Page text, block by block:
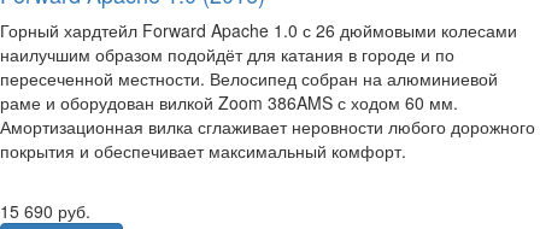
Горный хардтейл Forward Apache 1.0 с 26 дюймовыми колесами
наилучшим образом подойдёт для катания в городе и по
пересеченной местности. Велосипед собран на алюминиевой
раме и оборудован вилкой Zoom 386AMS с ходом 60 мм.
Амортизационная вилка сглаживает неровности любого дорожного
покрытия и обеспечивает максимальный комфорт.
15 690 руб.